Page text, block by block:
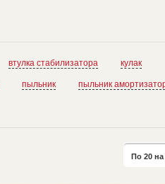
втулка стабилизатора кулак
пыльник пыльник
По 20 на